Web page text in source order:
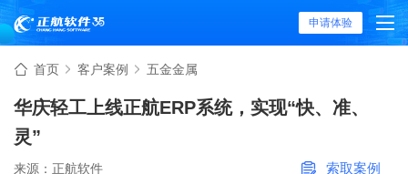
申请体验
首页 客户案例 五金金属
华庆轻工上线正航ERP系统，实现“快、准、
灵”
来源：正航软件 索取案例